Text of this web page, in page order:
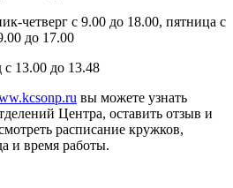
четверг с 9.00 до 18.00, пятница с
до 17.00
с 13.00 до 13.48
вы можете узнать
Центра, оставить отзыв и
расписание кружков,
и время работы.